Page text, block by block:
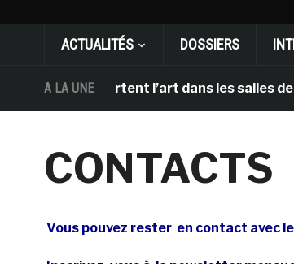
ACTUALITÉS DOSSIERS
A LA UNE
DHL apportent l’art dans les salles de
CONTACTS
Vous pouvez rester en contact avec